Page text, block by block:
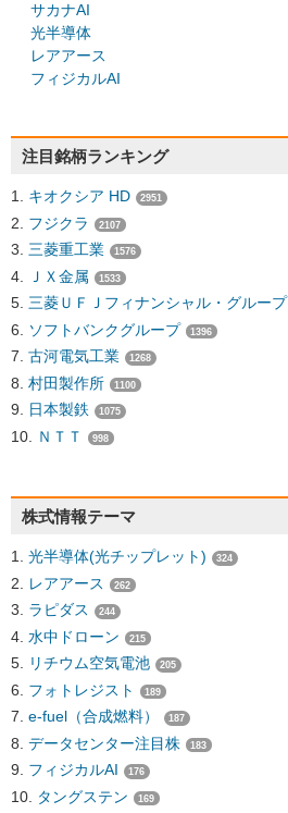
サカナAI
光半導体
レアアース
フィジカルAI
注目銘柄ランキング
キオクシア HD 2951
フジクラ 2107
三菱重工業 1576
ＪＸ金属 1533
三菱ＵＦＪフィナンシャル・グループ
ソフトバンクグループ 1396
古河電気工業 1268
村田製作所 1100
日本製鉄 1075
ＮＴＴ 998
株式情報テーマ
光半導体(光チップレット) 324
レアアース 262
ラピダス 244
水中ドローン 215
リチウム空気電池 205
フォトレジスト 189
e-fuel（合成燃料） 187
データセンター注目株 183
フィジカルAI 176
タングステン 169